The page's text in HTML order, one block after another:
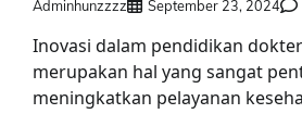
Adminhunzzzz September 23, 2024
Inovasi dalam pendidikan
merupakan hal yang sangat
meningkatkan pelayanan